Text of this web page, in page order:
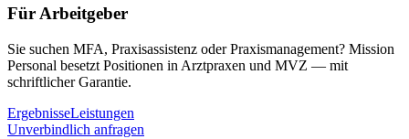
Für Arbeitgeber
Sie suchen MFA, Praxisassistenz oder Praxismanagement? Mission
Personal besetzt Positionen in Arztpraxen und MVZ — mit
schriftlicher Garantie.
ErgebnisseLeistungen
Unverbindlich anfragen